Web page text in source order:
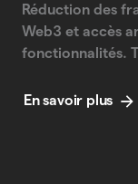
Réduction des
Web3 et accès
fonctionnalités.
En savoir plus